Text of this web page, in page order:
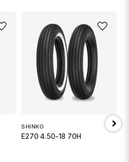
SHINKO
E270 4.50-18 70H